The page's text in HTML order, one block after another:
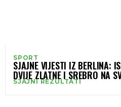
SPORT
SJAJNE VIJESTI IZ BERLINA:
DVIJE ZLATNE I SREBRO NA
BARLOV IZBORIO SREBRO
SJAJNI REZULTATI